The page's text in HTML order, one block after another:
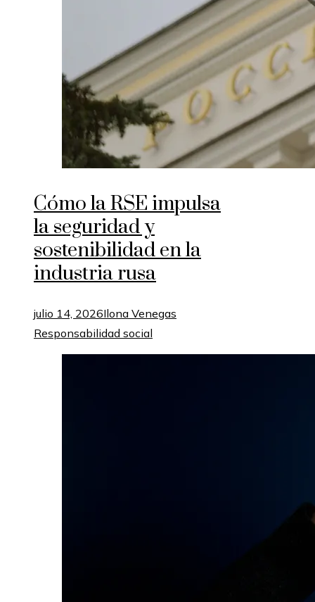
Cómo la RSE impulsa
la seguridad y
sostenibilidad en la
industria rusa
julio 14, 2026Ilona Venegas
Responsabilidad social